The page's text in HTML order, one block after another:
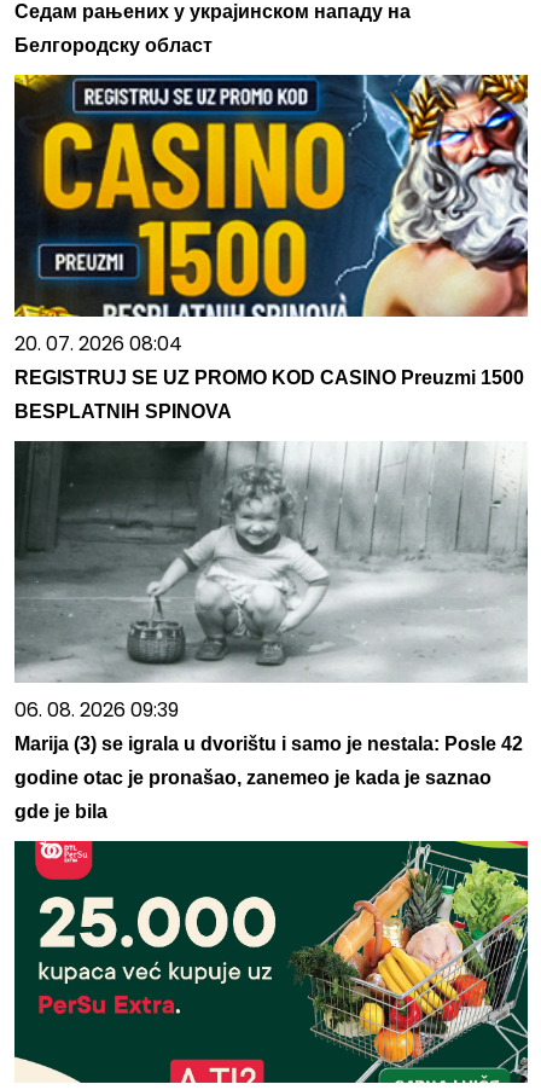
Седам рањених у украјинском нападу на
Белгородску област
20. 07. 2026 08:04
REGISTRUJ SE UZ PROMO KOD CASINO Preuzmi 1500
BESPLATNIH SPINOVA
06. 08. 2026 09:39
Marija (3) se igrala u dvorištu i samo je nestala: Posle 42
godine otac je pronašao, zanemeo je kada je saznao
gde je bila